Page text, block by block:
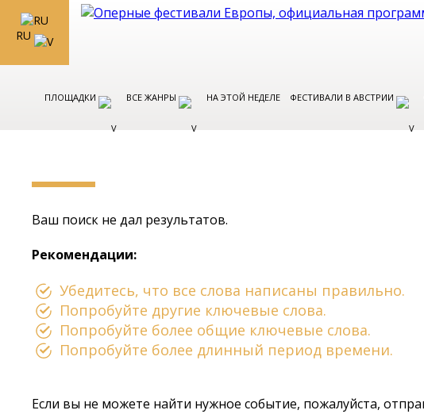
RU
ПЛОЩАДКИ ВСЕ ЖАНРЫ НА ЭТОЙ НЕДЕЛЕ ФЕСТИВАЛИ В АВСТРИИ
Ваш поиск не дал результатов.
Рекомендации:
Убедитесь, что все слова написаны правильно.
Попробуйте другие ключевые слова.
Попробуйте более общие ключевые слова.
Попробуйте более длинный период времени.
Если вы не можете найти нужное событие, пожалуйста,